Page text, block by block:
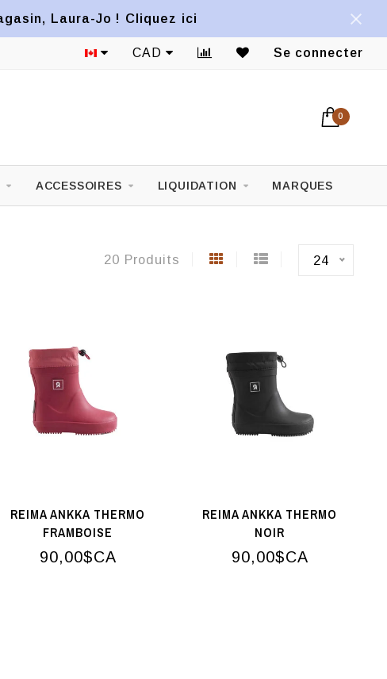
Laura-Jo ! Cliquez ici
1822 ave Mont-Royal Est
CAD Se connecter
0
ACCESSOIRES LIQUIDATION MARQUES
20 Produits 24
REIMA ANKKA THERMO
FRAMBOISE
90,00$CA
REIMA ANKKA THERMO
NOIR
90,00$CA